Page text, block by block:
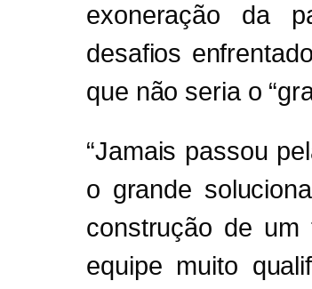
exoneração da
desafios
que não seria o
“Jamais passou
o grande
construção de
equipe muito